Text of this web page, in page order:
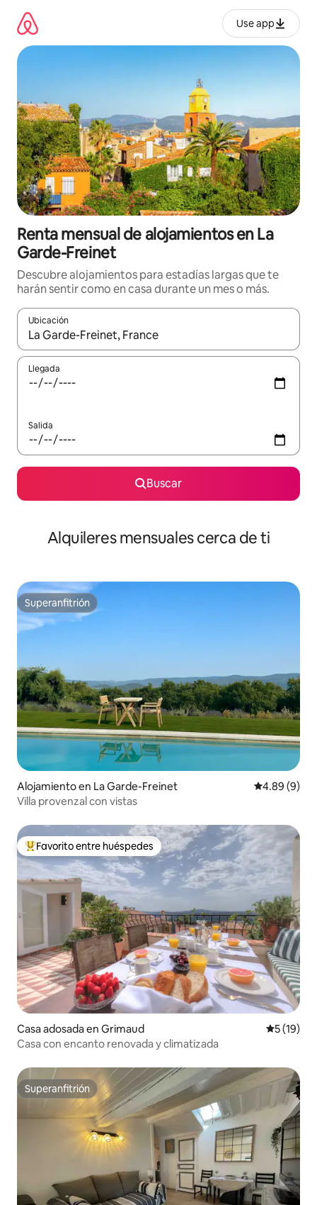
contenido
Use app
Renta mensual de alojamientos en La
Garde-Freinet
Descubre alojamientos para estadías largas que te
harán sentir como en casa durante un mes o más.
Ubicación
Cuando los resultados estén disponibles, navega con las
Llegada
Salida
Buscar
Alquileres mensuales cerca de ti
Superanfitrión
Superanfitrión
Alojamiento en La Garde-Freinet Calificación
4.89 (9)
Villa provenzal con vistas
Favorito entre huéspedes preferido
Favorito entre huéspedes
Casa adosada en Grimaud
5 (19)
Casa con encanto renovada y climatizada
Superanfitrión
Superanfitrión